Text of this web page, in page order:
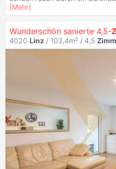
[Mehr]
Wunderschön sanierte 4,5-
4020 Linz / 103,4m² / 4,5